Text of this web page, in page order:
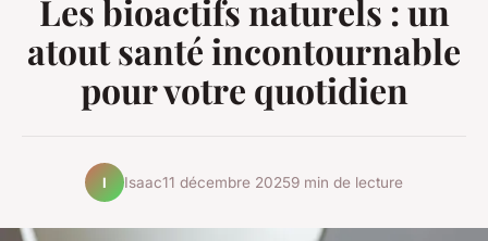
Les bioactifs naturels : un
atout santé incontournable
pour votre quotidien
I Isaac11 décembre 20259 min de lecture